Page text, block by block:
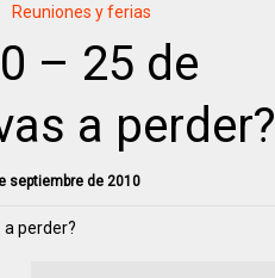
Reuniones y ferias
– 25 de
a perder?
septiembre de 2010